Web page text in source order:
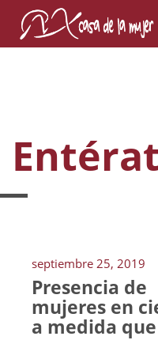
septiembre 25, 2019
Presencia de
mujeres en
a medida